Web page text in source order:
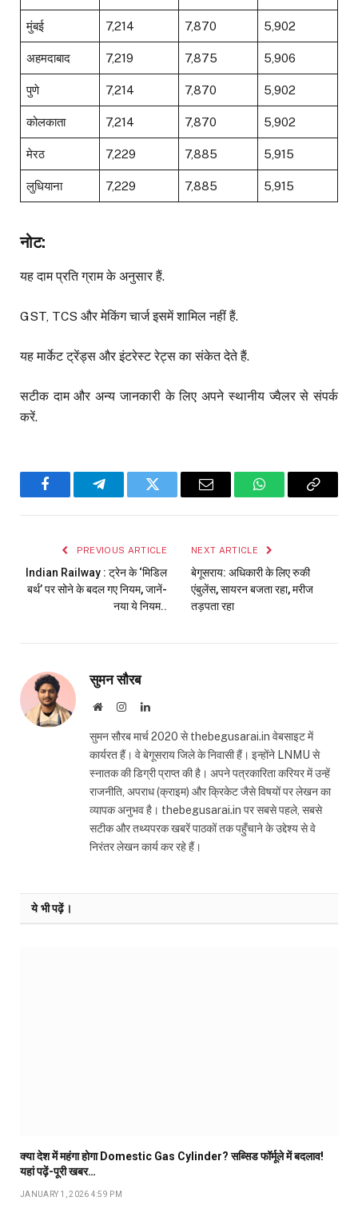
मुंबई ₹7,214 ₹7,870 ₹5,902
अहमदाबाद ₹7,219 ₹7,875 ₹5,906
पुणे ₹7,214 ₹7,870 ₹5,902
कोलकाता ₹7,214 ₹7,870 ₹5,902
मेरठ ₹7,229 ₹7,885 ₹5,915
लुधियाना ₹7,229 ₹7,885 ₹5,915
नोट:
यह दाम प्रति ग्राम के अनुसार हैं.
GST, TCS और मेकिंग चार्ज इसमें शामिल नहीं हैं.
यह मार्केट ट्रेंड्स और इंटरेस्ट रेट्स का संकेत देते हैं.
सटीक दाम और अन्य जानकारी के लिए अपने स्थानीय ज्वैलर से संपर्क
करें.
FacebookTelegramTwitter Email WhatsAppCopy
PREVIOUS ARTICLE
Indian Railway : ट्रेन के ‘मिडिल
बर्थ’ पर सोने के बदल गए नियम, जानें-
नया ये नियम..
NEXT ARTICLE
बेगूसराय: अधिकारी के लिए रुकी
एंबुलेंस, सायरन बजता रहा, मरीज
तड़पता रहा
सुमन सौरब
WebsiteInstagramLinkedIn
सुमन सौरब मार्च 2020 से thebegusarai.in वेबसाइट में
कार्यरत हैं। वे बेगूसराय जिले के निवासी हैं। इन्होंने LNMU से
स्नातक की डिग्री प्राप्त की है। अपने पत्रकारिता करियर में उन्हें
राजनीति, अपराध (क्राइम) और क्रिकेट जैसे विषयों पर लेखन का
व्यापक अनुभव है। thebegusarai.in पर सबसे पहले, सबसे
सटीक और तथ्यपरक खबरें पाठकों तक पहुँचाने के उद्देश्य से वे
निरंतर लेखन कार्य कर रहे हैं।
ये भी पढ़ें।
क्या देश में महंगा होगा Domestic Gas Cylinder? सब्सिड फॉर्मूले में बदलाव!
यहां पढ़ें-पूरी खबर…
JANUARY 1, 2026 4:59 PM